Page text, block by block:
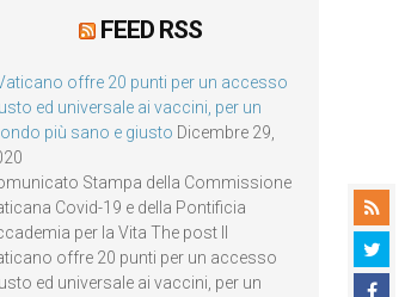
FEED RSS
Vaticano offre 20 punti per un accesso
ed universale ai vaccini, per un
più sano e giusto Dicembre 29,
Stampa della Commissione
Covid-19 e della Pontificia
per la Vita The post Il
offre 20 punti per un accesso
ed universale ai vaccini, per un